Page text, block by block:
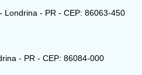
Londrina - PR - CEP: 86063-450
- PR - CEP: 86084-000